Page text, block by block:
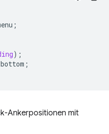
;
);
;
Ankerpositionen mit